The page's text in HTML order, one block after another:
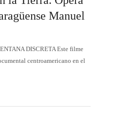
Manuel
DISCRETA Este filme
centroamericano en el